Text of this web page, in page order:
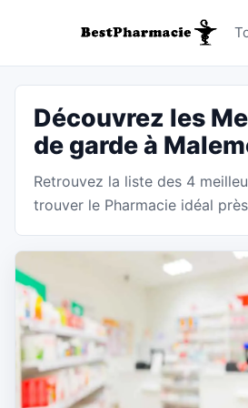
Découvrez les
de garde à
Retrouvez la liste des 4
trouver le Pharmacie idéal